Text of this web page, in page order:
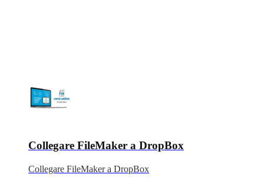
Collegare FileMaker a DropBox
Collegare FileMaker a DropBox